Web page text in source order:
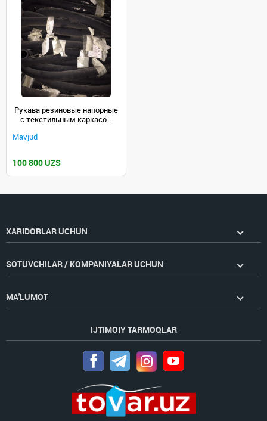
Рукава резиновые напорные
с текстильным каркасо...
Mavjud
100 800 UZS
XARIDORLAR UCHUN
SOTUVCHILAR / KOMPANIYALAR UCHUN
MA'LUMOT
IJTIMOIY TARMOQLAR